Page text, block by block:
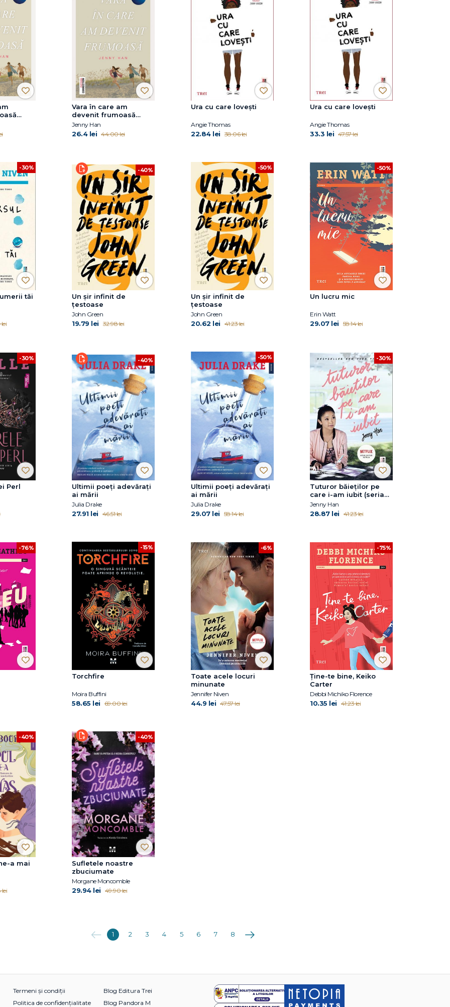
1, ediție
Vara în care am
devenit frumoasă
(seria Vara, vol. 1)
Jenny Han
26.4 lei 44.00 lei
Ura cu care lovești
Angie Thomas
22.84 lei 38.06 lei
Ura cu care lovești
Angie Thomas
33.3 lei 47.57 lei
-30%
tăi
lei
-40%
Un șir infinit de
țestoase
John Green
19.79 lei 32.98 lei
-50%
Un șir infinit de
țestoase
John Green
20.62 lei 41.23 lei
-50%
Un lucru mic
Erin Watt
29.07 lei 58.14 lei
-30%
Perl
-40%
Ultimii poeți adevărați
ai mării
Julia Drake
27.91 lei 46.51 lei
-50%
Ultimii poeți adevărați
ai mării
Julia Drake
29.07 lei 58.14 lei
-30%
Tuturor băieţilor pe
care i-am iubit (seria
Lara Jean, vol. 1)
Jenny Han
28.87 lei 41.23 lei
-76% -15%
Torchfire
Moira Buffini
58.65 lei 69.00 lei
-6%
Toate acele locuri
minunate
Jennifer Niven
44.9 lei 47.57 lei
-75%
Ține-te bine, Keiko
Carter
Debbi Michiko Florence
10.35 lei 41.23 lei
-40%
a mai
lei
-40%
Sufletele noastre
zbuciumate
Morgane Moncomble
29.94 lei 49.90 lei
Anterioara
1 2 3 4 5 6 7 8 Următoarea
Termeni și condiții
Politica de confidențialitate
Blog Editura Trei
Blog Pandora M